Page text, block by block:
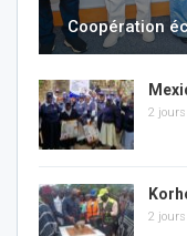
Coopération
2
2